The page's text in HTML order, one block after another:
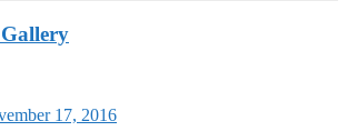
17, 2016